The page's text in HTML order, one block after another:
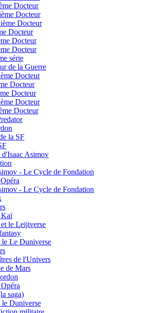
Docteur
Docteur
Docteur
Docteur
Docteur
Docteur
série
de la Guerre
Docteur
Docteur
Docteur
Docteur
Docteur
la SF
Asimov
- Le Cycle de Fondation
- Le Cycle de Fondation
Kaï
le Leijiverse
le Le Duniverse
de l'Univers
de Mars
saga)
le Duniverse